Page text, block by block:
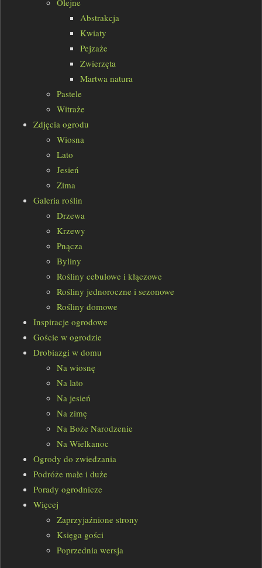
Olejne
Abstrakcja
Kwiaty
Pejzaże
Zwierzęta
Martwa natura
Pastele
Witraże
Zdjęcia ogrodu
Wiosna
Lato
Jesień
Zima
Galeria roślin
Drzewa
Krzewy
Pnącza
Byliny
Rośliny cebulowe i kłączowe
Rośliny jednoroczne i sezonowe
Rośliny domowe
Inspiracje ogrodowe
Goście w ogrodzie
Drobiazgi w domu
Na wiosnę
Na lato
Na jesień
Na zimę
Na Boże Narodzenie
Na Wielkanoc
Ogrody do zwiedzania
Podróże małe i duże
Porady ogrodnicze
Więcej
Zaprzyjaźnione strony
Księga gości
Poprzednia wersja